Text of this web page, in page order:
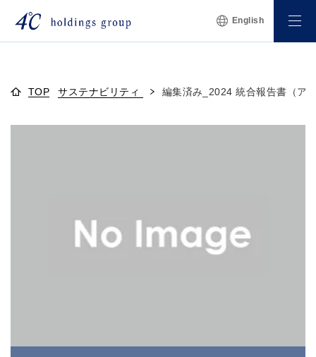
English
TOP サステナビリティ 編集済み_2024 統合報告書（ア